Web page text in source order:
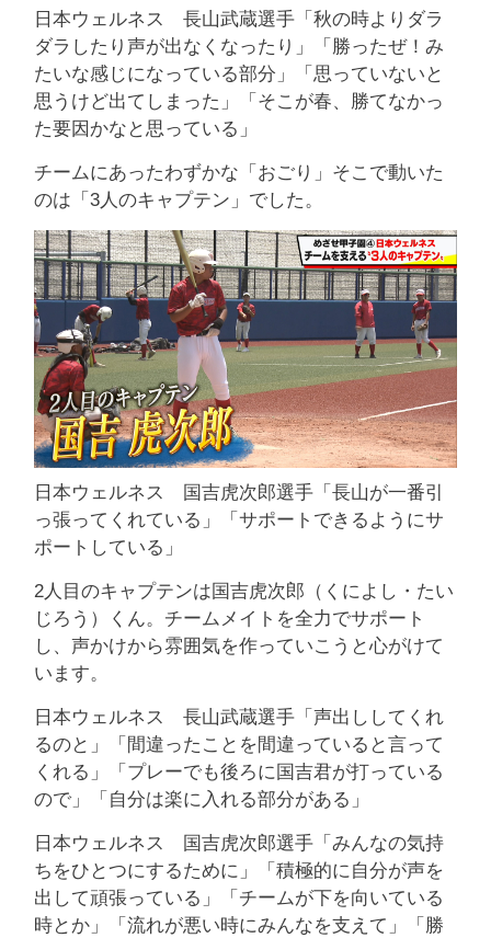
日本ウェルネス 長山武蔵選手「秋の時よりダラ
ダラしたり声が出なくなったり」「勝ったぜ！み
たいな感じになっている部分」「思っていないと
思うけど出てしまった」「そこが春、勝てなかっ
た要因かなと思っている」
チームにあったわずかな「おごり」そこで動いた
のは「3人のキャプテン」でした。
日本ウェルネス 国吉虎次郎選手「長山が一番引
っ張ってくれている」「サポートできるようにサ
ポートしている」
2人目のキャプテンは国吉虎次郎（くによし・たい
じろう）くん。チームメイトを全力でサポート
し、声かけから雰囲気を作っていこうと心がけて
います。
日本ウェルネス 長山武蔵選手「声出ししてくれ
るのと」「間違ったことを間違っていると言って
くれる」「プレーでも後ろに国吉君が打っている
ので」「自分は楽に入れる部分がある」
日本ウェルネス 国吉虎次郎選手「みんなの気持
ちをひとつにするために」「積極的に自分が声を
出して頑張っている」「チームが下を向いている
時とか」「流れが悪い時にみんなを支えて」「勝